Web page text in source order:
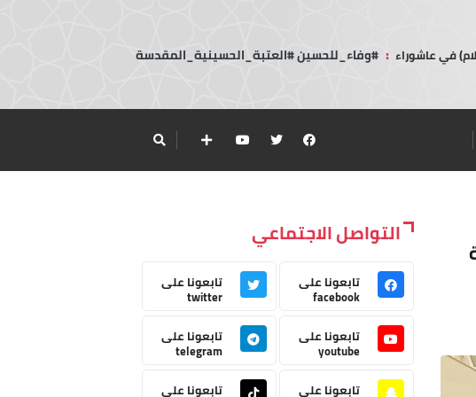
في عاشوراء : #وفاء_للحسين #العتبة_الحسينية_المقدسة
التواصل الاجتماعي
تابعونا على
facebook
تابعونا على
twitter
تابعونا على
youtube
تابعونا على
telegram
تابعونا على
تابعونا على